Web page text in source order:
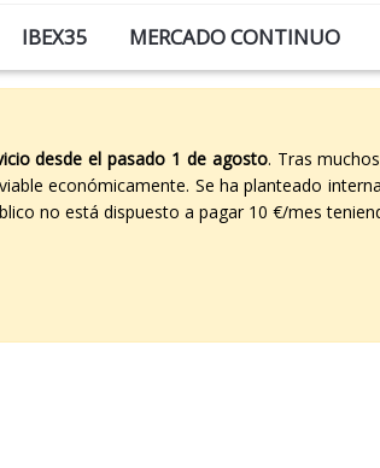
IBEX35 MERCADO CONTINUO
desde el pasado 1 de agosto. Tras
económicamente. Se ha planteado
no está dispuesto a pagar 10 €/mes